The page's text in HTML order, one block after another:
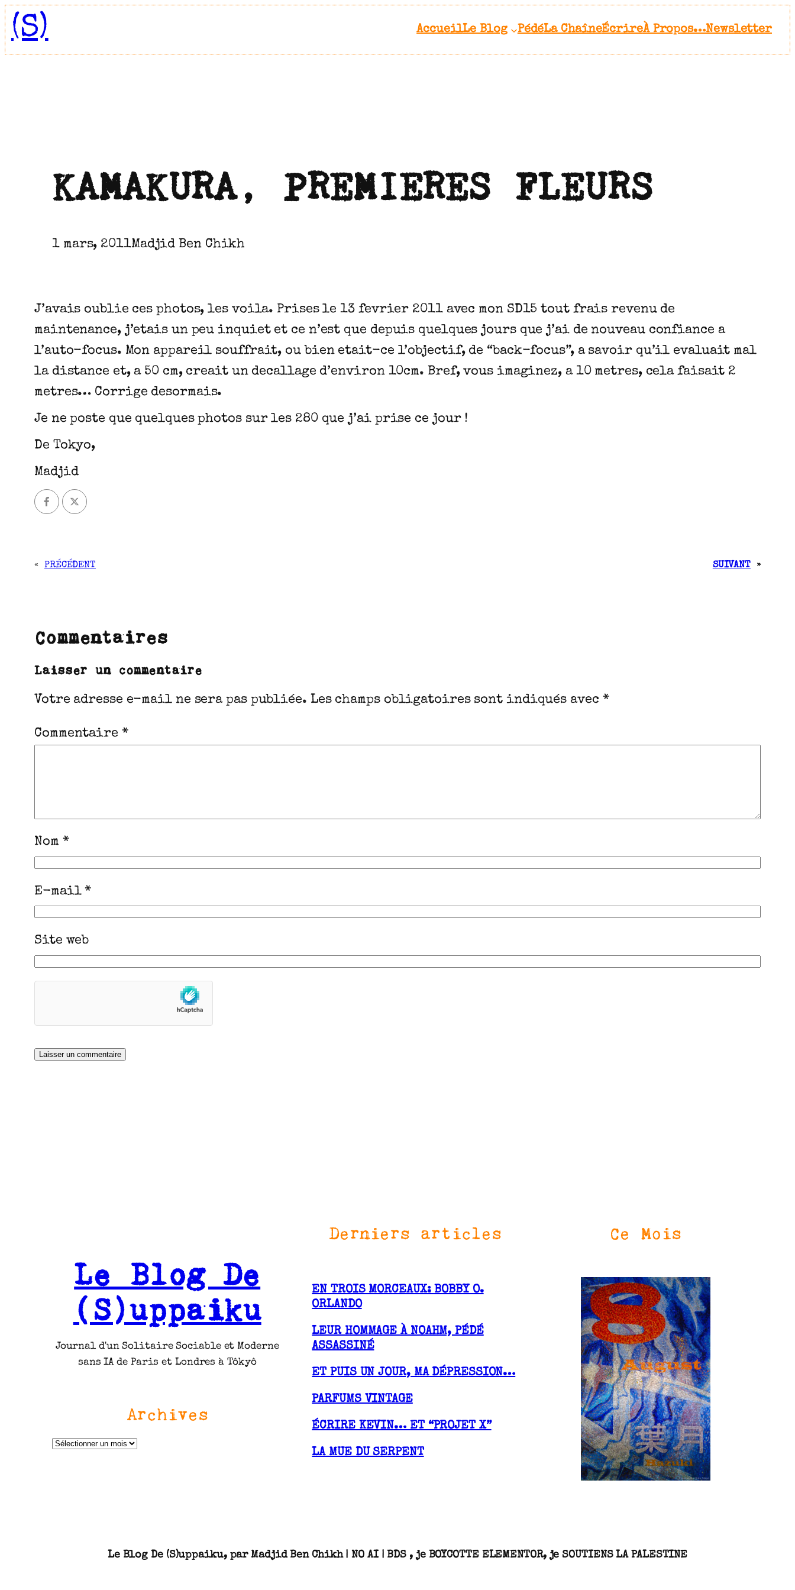
Aller
au
contenu
(S) AccueilLe Blog PédéLa ChaîneÉcrireÀ Propos…Newsletter
KAMAKURA, PREMIERES FLEURS
1 mars, 2011Madjid Ben Chikh
J’avais oublie ces photos, les voila. Prises le 13 fevrier 2011 avec mon SD15 tout frais revenu de
maintenance, j’etais un peu inquiet et ce n’est que depuis quelques jours que j’ai de nouveau confiance a
l’auto-focus. Mon appareil souffrait, ou bien etait-ce l’objectif, de “back-focus”, a savoir qu’il evaluait mal
la distance et, a 50 cm, creait un decallage d’environ 10cm. Bref, vous imaginez, a 10 metres, cela faisait 2
metres… Corrige desormais.
Je ne poste que quelques photos sur les 280 que j’ai prise ce jour !
De Tokyo,
Madjid
« PRÉCÉDENT SUIVANT »
Commentaires
Laisser un commentaire
Votre adresse e-mail ne sera pas publiée. Les champs obligatoires sont indiqués avec *
Commentaire *
Nom *
E-mail*
Site web
Le Blog De
(S)uppaiku
Journal d'un Solitaire Sociable et Moderne
sans IA de Paris et Londres à Tôkyô
Archives
A
Derniers articles
EN TROIS MORCEAUX: BOBBY O.
ORLANDO
LEUR HOMMAGE À NOAHM, PÉDÉ
ASSASSINÉ
ET PUIS UN JOUR, MA DÉPRESSION…
PARFUMS VINTAGE
ÉCRIRE KEVIN… ET “PROJET X”
LA MUE DU SERPENT
Ce Mois
Le Blog De (S)uppaiku, par Madjid Ben Chikh | NO AI | BDS , je BOYCOTTE ELEMENTOR, je SOUTIENS LA PALESTINE